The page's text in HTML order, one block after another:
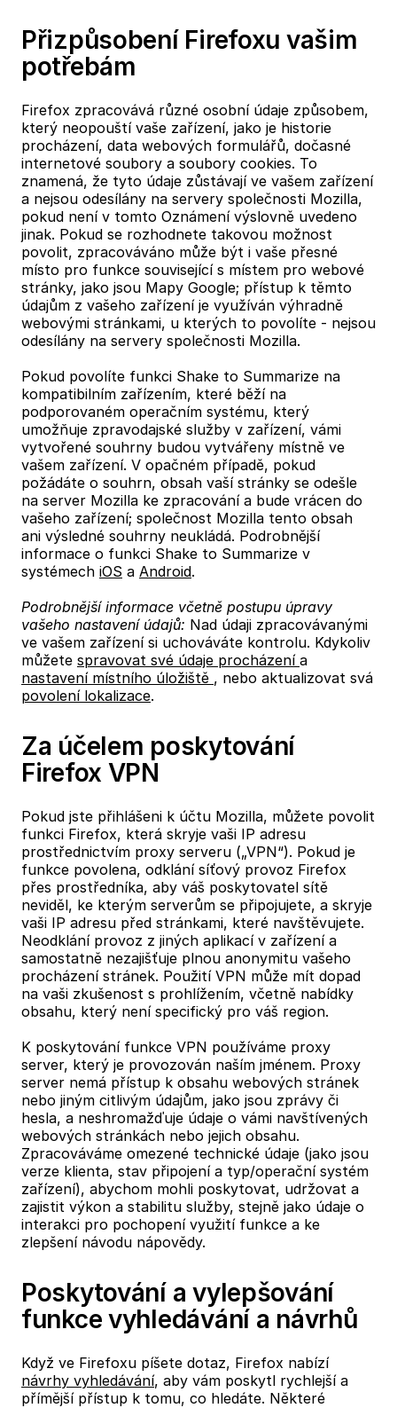
Přizpůsobení Firefoxu vašim
potřebám
Firefox zpracovává různé osobní údaje způsobem,
který neopouští vaše zařízení, jako je historie
procházení, data webových formulářů, dočasné
internetové soubory a soubory cookies. To
znamená, že tyto údaje zůstávají ve vašem zařízení
a nejsou odesílány na servery společnosti Mozilla,
pokud není v tomto Oznámení výslovně uvedeno
jinak. Pokud se rozhodnete takovou možnost
povolit, zpracováváno může být i vaše přesné
místo pro funkce související s místem pro webové
stránky, jako jsou Mapy Google; přístup k těmto
údajům z vašeho zařízení je využíván výhradně
webovými stránkami, u kterých to povolíte - nejsou
odesílány na servery společnosti Mozilla.
Pokud povolíte funkci Shake to Summarize na
kompatibilním zařízením, které běží na
podporovaném operačním systému, který
umožňuje zpravodajské služby v zařízení, vámi
vytvořené souhrny budou vytvářeny místně ve
vašem zařízení. V opačném případě, pokud
požádáte o souhrn, obsah vaší stránky se odešle
na server Mozilla ke zpracování a bude vrácen do
vašeho zařízení; společnost Mozilla tento obsah
ani výsledné souhrny neukládá. Podrobnější
informace o funkci Shake to Summarize v
systémech iOS a Android.
Podrobnější informace včetně postupu úpravy
vašeho nastavení údajů: Nad údaji zpracovávanými
ve vašem zařízení si uchováváte kontrolu. Kdykoliv
můžete spravovat své údaje procházení a
nastavení místního úložiště , nebo aktualizovat svá
povolení lokalizace.
Za účelem poskytování
Firefox VPN
Pokud jste přihlášeni k účtu Mozilla, můžete povolit
funkci Firefox, která skryje vaši IP adresu
prostřednictvím proxy serveru („VPN“). Pokud je
funkce povolena, odklání síťový provoz Firefox
přes prostředníka, aby váš poskytovatel sítě
neviděl, ke kterým serverům se připojujete, a skryje
vaši IP adresu před stránkami, které navštěvujete.
Neodklání provoz z jiných aplikací v zařízení a
samostatně nezajišťuje plnou anonymitu vašeho
procházení stránek. Použití VPN může mít dopad
na vaši zkušenost s prohlížením, včetně nabídky
obsahu, který není specifický pro váš region.
K poskytování funkce VPN používáme proxy
server, který je provozován naším jménem. Proxy
server nemá přístup k obsahu webových stránek
nebo jiným citlivým údajům, jako jsou zprávy či
hesla, a neshromažďuje údaje o vámi navštívených
webových stránkách nebo jejich obsahu.
Zpracováváme omezené technické údaje (jako jsou
verze klienta, stav připojení a typ/operační systém
zařízení), abychom mohli poskytovat, udržovat a
zajistit výkon a stabilitu služby, stejně jako údaje o
interakci pro pochopení využití funkce a ke
zlepšení návodu nápovědy.
Poskytování a vylepšování
funkce vyhledávání a návrhů
Když ve Firefoxu píšete dotaz, Firefox nabízí
návrhy vyhledávání, aby vám poskytl rychlejší a
přímější přístup k tomu, co hledáte. Některé